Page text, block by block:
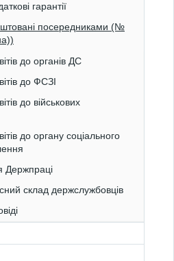
гарантії
посередниками (№
до органів ДС
до ФСЗІ
до військових
до органу соціального
Держпраці
склад держслужбовців